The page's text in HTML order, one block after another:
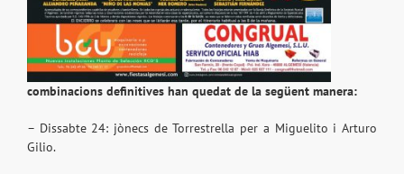
combinacions definitives han quedat de la següent manera:
– Dissabte 24: jònecs de Torrestrella per a Miguelito i Arturo
Gilio.